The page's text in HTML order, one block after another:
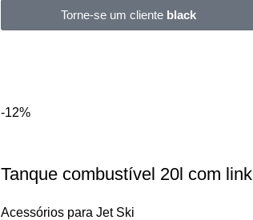
Torne-se um cliente black
-12%
Tanque combustível 20l com link
Acessórios para Jet Ski